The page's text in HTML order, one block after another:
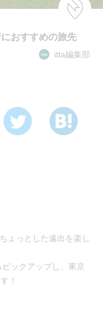
おすすめの旅先
itta編集部
ょっとした遠出を楽し
ックアップし、東京
！